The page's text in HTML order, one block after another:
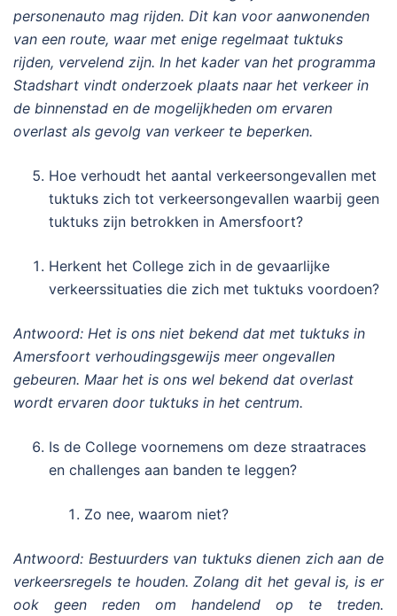
personenauto mag rijden. Dit kan voor aanwonenden
van een route, waar met enige regelmaat tuktuks
rijden, vervelend zijn. In het kader van het programma
Stadshart vindt onderzoek plaats naar het verkeer in
de binnenstad en de mogelijkheden om ervaren
overlast als gevolg van verkeer te beperken.
Hoe verhoudt het aantal verkeersongevallen met
tuktuks zich tot verkeersongevallen waarbij geen
tuktuks zijn betrokken in Amersfoort?
Herkent het College zich in de gevaarlijke
verkeerssituaties die zich met tuktuks voordoen?
Antwoord: Het is ons niet bekend dat met tuktuks in
Amersfoort verhoudingsgewijs meer ongevallen
gebeuren. Maar het is ons wel bekend dat overlast
wordt ervaren door tuktuks in het centrum.
Is de College voornemens om deze straatraces
en challenges aan banden te leggen?
Zo nee, waarom niet?
Antwoord: Bestuurders van tuktuks dienen zich aan de
verkeersregels te houden. Zolang dit het geval is, is er
ook geen reden om handelend op te treden.